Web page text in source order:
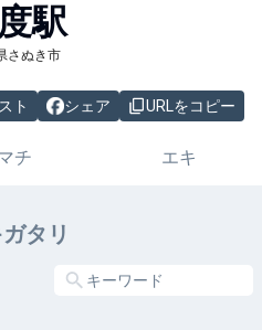
駅
さぬき市
ト シェア URLをコピー
チ エキ
タリ